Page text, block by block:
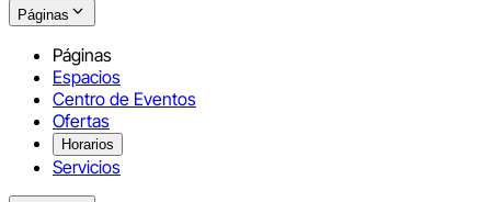
Páginas
Páginas
Espacios
Centro de Eventos
Ofertas
Horarios
Servicios